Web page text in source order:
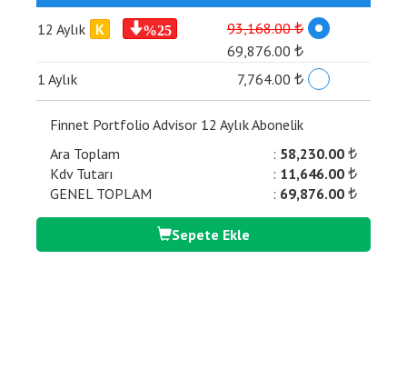
12 Aylık K %25 93,168.00₺
69,876.00 ₺
1 Aylık 7,764.00 ₺
Finnet Portfolio Advisor 12 Aylık Abonelik
Ara Toplam
: 58,230.00 ₺
Kdv Tutarı : 11,646.00 ₺
GENEL TOPLAM : 69,876.00 ₺
Sepete Ekle